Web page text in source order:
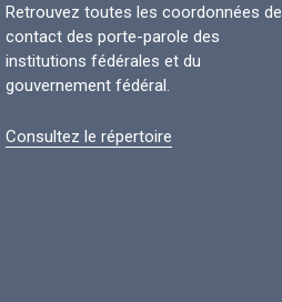
Retrouvez toutes les coordonnées de
contact des porte-parole des
institutions fédérales et du
gouvernement fédéral.
Consultez le répertoire